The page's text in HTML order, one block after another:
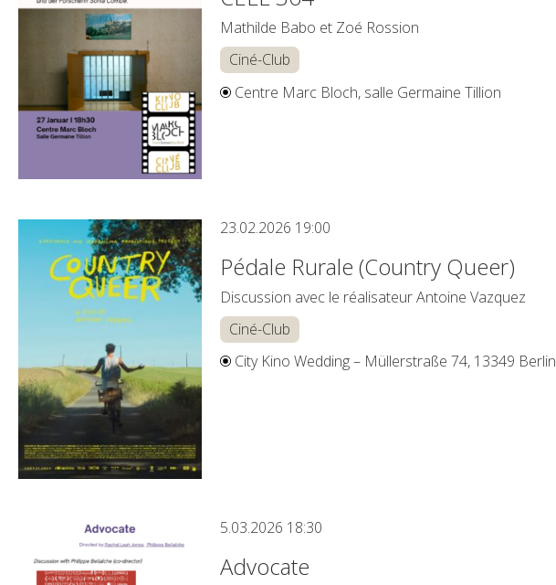
Mathilde Babo et Zoé Rossion
Ciné-Club
Centre Marc Bloch, salle Germaine Tillion
23.02.2026 19:00
Pédale Rurale (Country Queer)
Discussion avec le réalisateur Antoine Vazquez
Ciné-Club
City Kino Wedding – Müllerstraße 74, 13349 Berlin
5.03.2026 18:30
Advocate